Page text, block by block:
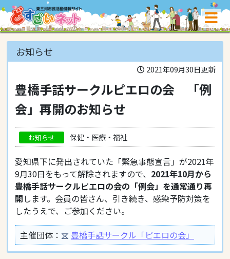
お知らせ
2021年09月30日更新
豊橋手話サークルピエロの会 「例
会」再開のお知らせ
お知らせ 保健・医療・福祉
愛知県下に発出されていた「緊急事態宣言」が2021年
9月30日をもって解除されますので、 2021年10月から
豊橋手話サークルピエロの会の「例会」を通常通り再
開します。会員の皆さん、引き続き、感染予防対策を
したうえで、ご参加ください。
主催団体：
豊橋手話サークル「ピエロの会」